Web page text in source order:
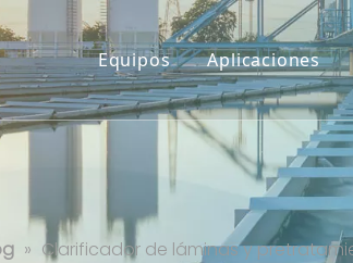
Equipos Aplicaciones
y pretratamiento en
» Clarificador de láminas y